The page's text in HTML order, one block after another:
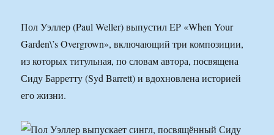
Пол Уэллер (Paul Weller) выпустил EP «When Your
Garden\’s Overgrown», включающий три композиции,
из которых титульная, по словам автора, посвящена
Сиду Барретту (Syd Barrett) и вдохновлена историей
его жизни.